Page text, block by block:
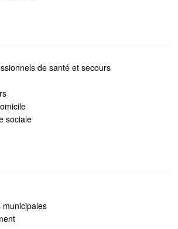
de santé et secours
sociale
municipales